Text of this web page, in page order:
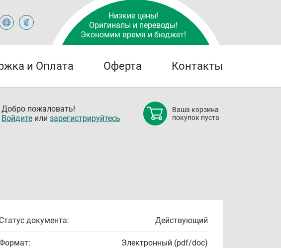
Низкие цены!
Оригиналы и переводы!
Экономим время и бюджет!
и Оплата Оферта Контакты
Добро пожаловать!
Войдите или зарегистрируйтесь
Ваша корзина
покупок пуста
Статус документа: Действующий
Электронный (pdf/doc)